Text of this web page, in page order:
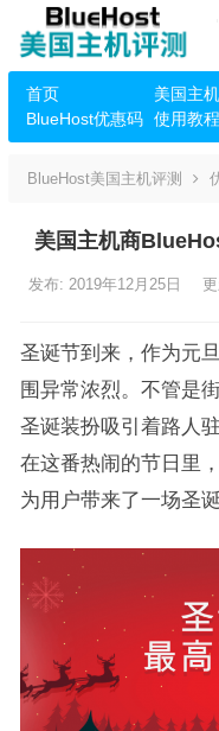
首页 美国主机
BlueHost优惠码
使用教程
BlueHost美国主机评测
美国主机商
发布: 2019年12月25日
圣诞节到来，作为元
围异常浓烈。不管是
圣诞装扮吸引着路人
在这番热闹的节日里，
为用户带来了一场圣